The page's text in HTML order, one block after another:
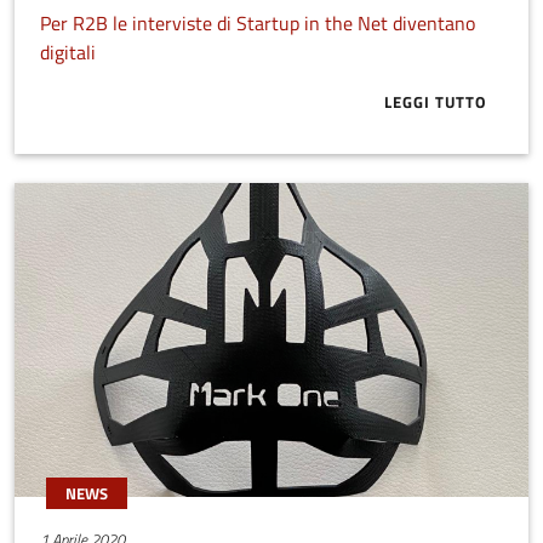
Per R2B le interviste di Startup in the Net diventano
digitali
LEGGI TUTTO
ABOUT
NEWS